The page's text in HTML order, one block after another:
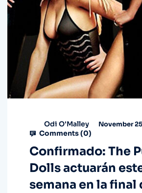
Odi O'Malley November
Comments (0)
Confirmado: The
Dolls actuarán
semana en la final